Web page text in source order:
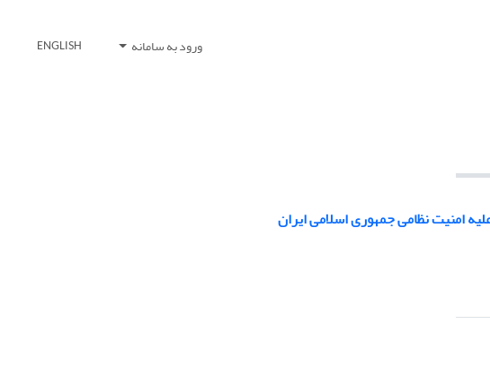
ورود به سامانه ENGLISH
امنیت نظامی جمهوری اسلامی ایران